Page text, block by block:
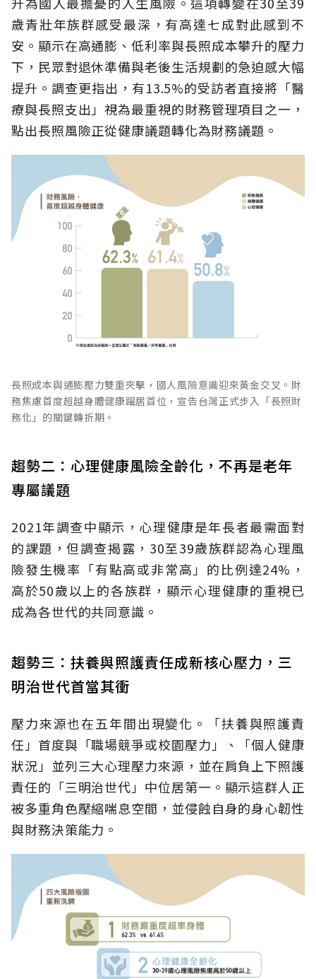
歲青壯年族群感受最深，有高達七成對此感到不
安。顯示在高通膨、低利率與長照成本攀升的壓力
下，民眾對退休準備與老後生活規劃的急迫感大幅
提升。調查更指出，有13.5%的受訪者直接將「醫
療與長照支出」視為最重視的財務管理項目之一，
點出長照風險正從健康議題轉化為財務議題。
長照成本與通膨壓力雙重夾擊，國人風險意識迎來黃金交叉。財
務焦慮首度超越身體健康躍居首位，宣告台灣正式步入「長照財
務化」的關鍵轉折期。
趨勢二：心理健康風險全齡化，不再是老年
專屬議題
2021年調查中顯示，心理健康是年長者最需面對
的課題，但調查揭露，30至39歲族群認為心理風
險發生機率「有點高或非常高」的比例達24%，
高於50歲以上的各族群，顯示心理健康的重視已
成為各世代的共同意識。
趨勢三：扶養與照護責任成新核心壓力，三
明治世代首當其衝
壓力來源也在五年間出現變化。「扶養與照護責
任」首度與「職場競爭或校園壓力」、「個人健康
狀況」並列三大心理壓力來源，並在肩負上下照護
責任的「三明治世代」中位居第一。顯示這群人正
被多重角色壓縮喘息空間，並侵蝕自身的身心韌性
與財務決策能力。